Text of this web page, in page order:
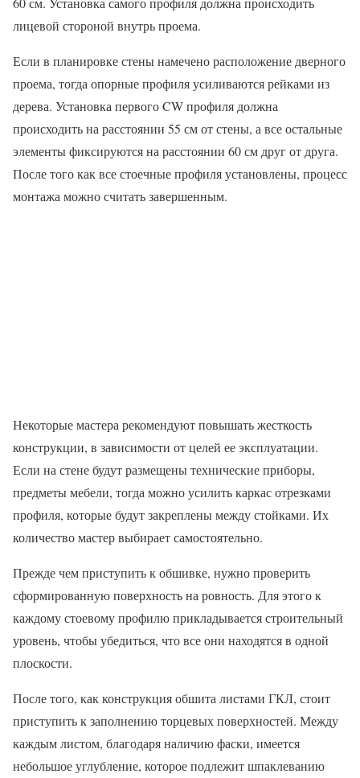
лицевой стороной внутрь проема.
Если в планировке стены намечено расположение дверного
проема, тогда опорные профиля усиливаются рейками из
дерева. Установка первого CW профиля должна
происходить на расстоянии 55 см от стены, а все остальные
элементы фиксируются на расстоянии 60 см друг от друга.
После того как все стоечные профиля установлены, процесс
монтажа можно считать завершенным.
Некоторые мастера рекомендуют повышать жесткость
конструкции, в зависимости от целей ее эксплуатации.
Если на стене будут размещены технические приборы,
предметы мебели, тогда можно усилить каркас отрезками
профиля, которые будут закреплены между стойками. Их
количество мастер выбирает самостоятельно.
Прежде чем приступить к обшивке, нужно проверить
сформированную поверхность на ровность. Для этого к
каждому стоевому профилю прикладывается строительный
уровень, чтобы убедиться, что все они находятся в одной
плоскости.
После того, как конструкция обшита листами ГКЛ, стоит
приступить к заполнению торцевых поверхностей. Между
каждым листом, благодаря наличию фаски, имеется
небольшое углубление, которое подлежит шпаклеванию